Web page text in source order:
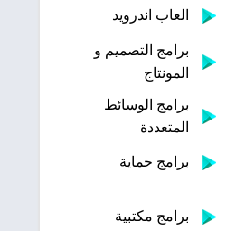
العاب اندرويد
برامج التصميم و
المونتاج
برامج الوسائط
المتعددة
برامج حماية
برامج مكتبية